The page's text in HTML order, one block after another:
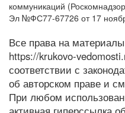
коммуникаций
Эл №ФС77-67726 от 17
Все права на
https://krukovo-
соответствии с
об авторском праве и
При любом